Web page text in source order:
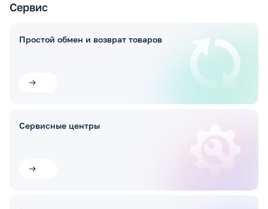
Сервис
Простой обмен и возврат товаров
Сервисные центры